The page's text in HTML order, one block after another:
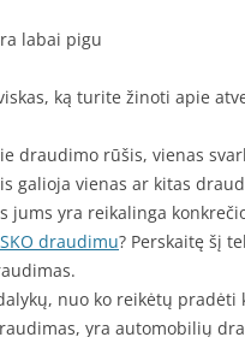
labai pigu
ką turite žinoti apie
draudimo rūšis, vienas
galioja vienas ar kitas
jums yra reikalinga
draudimu? Perskaitę šį
nuo ko reikėtų
yra automobilių